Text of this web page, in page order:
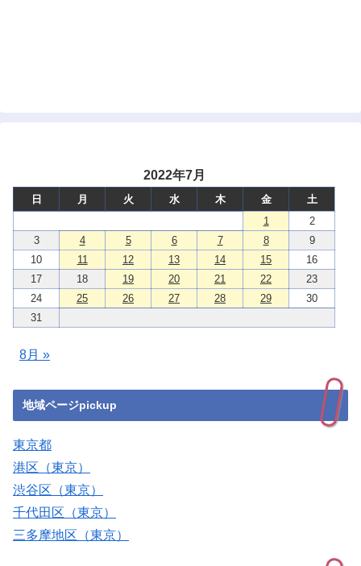
2022年7月
日 月 火 水 木 金
土
1
2
3
4 5 6 7 8
9
10
11 12 13 14 15
16
17
18 19 20 21 22
23
24
25 26 27 28 29
30
31
8月 »
地域ページpickup
東京都
港区（東京）
渋谷区（東京）
千代田区（東京）
三多摩地区（東京）